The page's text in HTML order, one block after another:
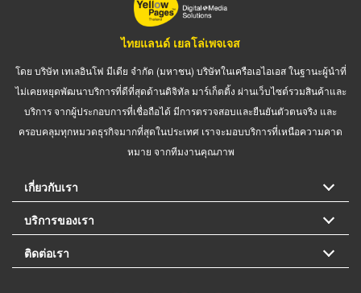
ไทยแลนด์ เยลโล่เพจเจส
โดย บริษัท เทเลอินโฟ มีเดีย จำกัด (มหาชน) บริษัทในเครือเอไอเอส ในฐานะผู้นำที่
ไม่เคยหยุดพัฒนาบริการที่ดีที่สุดด้านดิจิทัล มาร์เก็ตติ้ง ผ่านเว็บไซต์รวมสินค้าและ
บริการ จากผู้ประกอบการที่เชื่อถือได้ มีการตรวจสอบและยืนยันตัวตนจริง และ
ครอบคลุมทุกหมวดธุรกิจมากที่สุดในประเทศ เราจะมอบบริการที่เหนือความคาด
หมาย จากทีมงานคุณภาพ
เกี่ยวกับเรา
บริการของเรา
ติดต่อเรา